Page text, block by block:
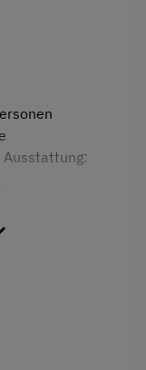
gestaltet,
Träumer.